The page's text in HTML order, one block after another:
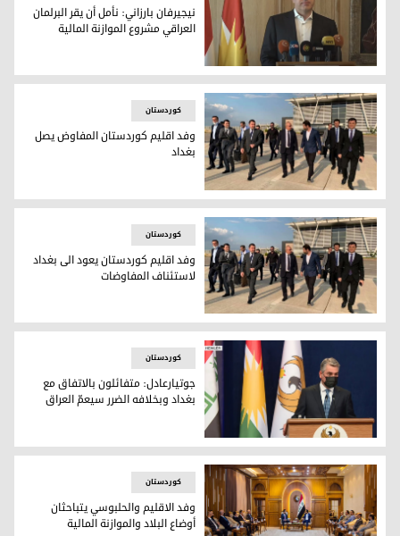
رئيس اقليم كوردستان نيجيرفان بارزاني
نيجيرفان بارزاني: نأمل أن يقر البرلمان
العراقي مشروع الموازنة المالية
وفد اقليم كوردستان المفاوض+الصورة ارشيفية
کوردستان
وفد اقليم كوردستان المفاوض يصل
بغداد
وفد اقليم كوردستان يعود الى بغداد لاستئناف المفاوضات
کوردستان
وفد اقليم كوردستان يعود الى بغداد
لاستئناف المفاوضات
المتحدث باسم حكومة اقليم كوردستان عادل جوتيار
کوردستان
جوتيارعادل: متفائلون بالاتفاق مع
بغداد وبخلافه الضرر سيعمّ العراق
کوردستان
وفد الاقليم والحلبوسي يتباحثان
أوضاع البلاد والموازنة المالية